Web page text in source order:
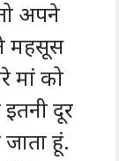
अपने
महसूस
मां को
दूर
हूं.